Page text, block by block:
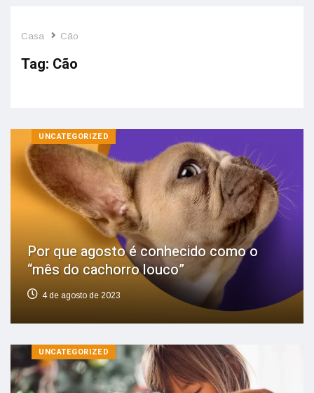
Casa Cão
Tag: Cão
UNCATEGORIZED
Por que agosto é conhecido como o
“mês do cachorro louco”
4 de agosto de 2023
UNCATEGORIZED